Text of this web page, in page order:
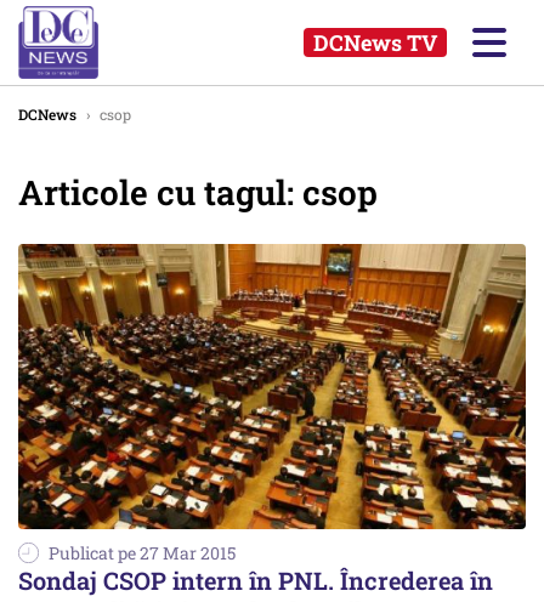
DCNews TV
DCNews › csop
Articole cu tagul: csop
Publicat pe 27 Mar 2015
Sondaj CSOP intern în PNL. Încrederea în